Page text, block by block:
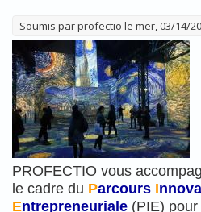
Soumis parprofectio le mer, 03/14/
PROFECTIO vous
le cadre du Parcours I
Entrepreneuriale (PIE)